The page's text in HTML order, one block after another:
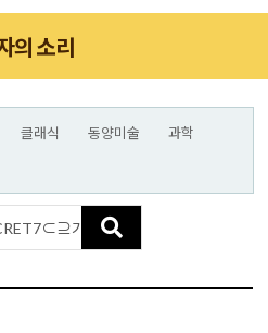
의 소리
클래식 동양미술
과학